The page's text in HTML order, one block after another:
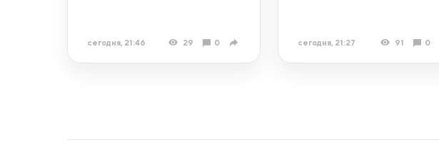
сегодня, 21:46 29 0 сегодня, 21:27 91 0